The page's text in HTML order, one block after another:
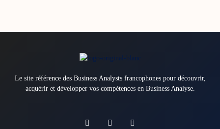
Le site référence des Business Analysts francophones pour découvrir,
acquérir et développer vos compétences en Business Analyse.